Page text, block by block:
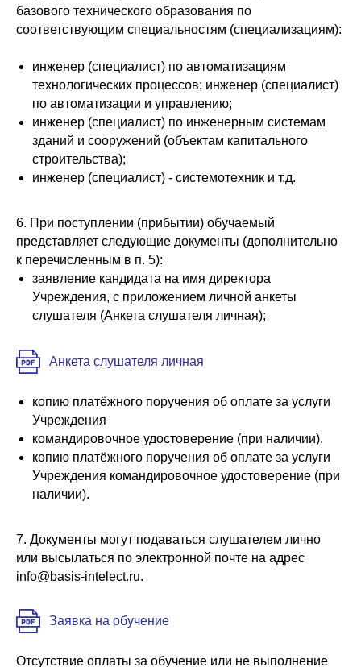
базового технического образования по
соответствующим специальностям (специализациям):
инженер (специалист) по автоматизациям
технологических процессов; инженер (специалист)
по автоматизации и управлению;
инженер (специалист) по инженерным системам
зданий и сооружений (объектам капитального
строительства);
инженер (специалист) - системотехник и т.д.
6. При поступлении (прибытии) обучаемый
представляет следующие документы (дополнительно
к перечисленным в п. 5):
заявление кандидата на имя директора
Учреждения, с приложением личной анкеты
слушателя (Анкета слушателя личная);
Анкета слушателя личная
копию платёжного поручения об оплате за услуги
Учреждения
командировочное удостоверение (при наличии).
копию платёжного поручения об оплате за услуги
Учреждения командировочное удостоверение (при
наличии).
7. Документы могут подаваться слушателем лично
или высылаться по электронной почте на адрес
info@basis-intelect.ru.
Заявка на обучение
Отсутствие оплаты за обучение или не выполнение